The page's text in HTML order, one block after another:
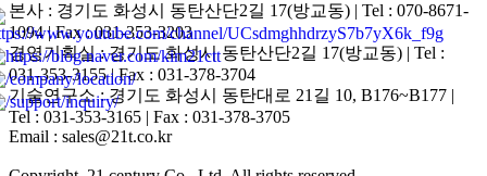
본사 : 경기도 화성시 동탄산단2길 17(방교동) | Tel : 070-8671-
1094 | Fax : 031-353-3203
경영기획실 : 경기도 화성시 동탄산단2길 17(방교동) | Tel :
031-353-3155 | Fax : 031-378-3704
기술연구소 : 경기도 화성시 동탄대로 21길 10, B176~B177 |
Tel : 031-353-3165 | Fax : 031-378-3705
Email : sales@21t.co.kr